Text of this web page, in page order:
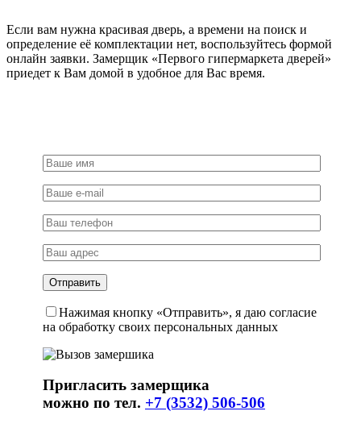
Если вам нужна красивая дверь, а времени на поиск и
определение её комплектации нет, воспользуйтесь формой
онлайн заявки. Замерщик «Первого гипермаркета дверей»
приедет к Вам домой в удобное для Вас время.
Нажимая кнопку «Отправить», я даю согласие
на обработку своих персональных данных
Пригласить замерщика
можно по тел. +7 (3532) 506-506